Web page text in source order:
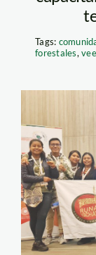
Tags:
forestales,